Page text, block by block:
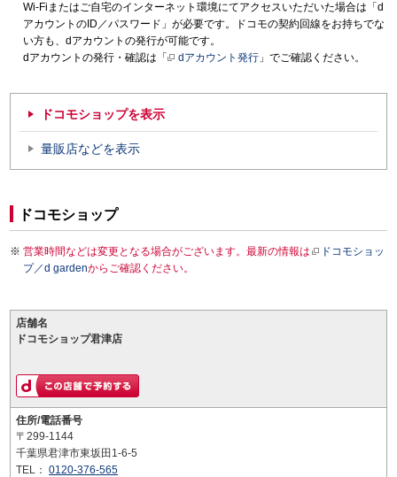
Wi-Fiまたはご自宅のインターネット環境にてアクセスいただいた場合は「d
アカウントのID／パスワード」が必要です。ドコモの契約回線をお持ちでな
い方も、dアカウントの発行が可能です。
dアカウントの発行・確認は「
dアカウント発行 」でご確認ください。
ドコモショップを表示
量販店などを表示
ドコモショップ
営業時間などは変更となる場合がございます。最新の情報は
ドコモショッ
プ／d gardenからご確認ください。
店舗名
ドコモショップ君津店
住所/電話番号
〒299-1144
千葉県君津市東坂田1-6-5
TEL： 0120-376-565